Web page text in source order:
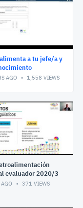
a tu jefe/a y
AGO 1,558 VIEWS
evaluador 2020/3
371 VIEWS